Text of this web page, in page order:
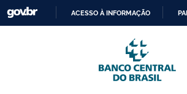
Skip to main content
PARA
O
CONTEÚDO
ACESSO À INFORMAÇÃO